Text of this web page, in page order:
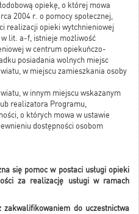
opiekę, o której mowa
2004 r. o pomocy społecznej,
realizacji opieki wytchnieniowej
lit. a-f, istnieje możliwość
w centrum opiekuńczo-
posiadania wolnych miejsc
w miejscu zamieszkania osoby
w innym miejscu wskazanym
realizatora Programu,
o których mowa w ustawie
dostępności osobom
się pomoc w postaci usługi opieki
za realizację usługi w ramach
zakwalifikowaniem do uczestnictwa